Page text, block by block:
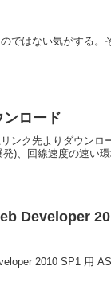
ではない気がする。
ロード
ンク先よりダウンロ
)、回線速度の速い環
Developer
2010 SP1 用